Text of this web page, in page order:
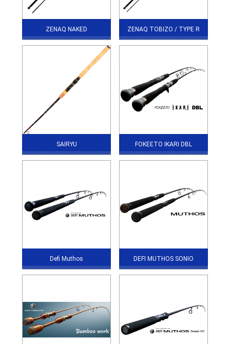
ZENAQ NAKED ZENAQ TOBIZO / TYPE R
SAIRYU FOKEETO IKARI DBL
Defi Muthos DEFI MUTHOS SONIO